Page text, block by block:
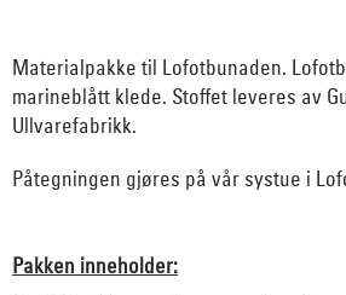
Materialpakke til Lofotbunaden.
marineblått klede. Stoffet leveres av
Ullvarefabrikk.
Påtegningen gjøres på vår systue i
Pakken inneholder: